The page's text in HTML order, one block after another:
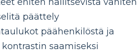
päättely
päähenkilöstä ja
saamiseksi